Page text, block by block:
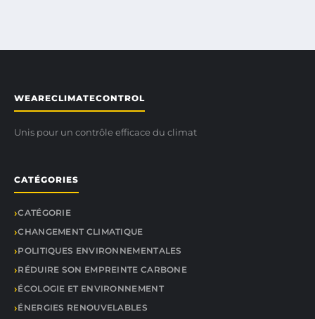
WEARECLIMATECONTROL
Unis pour un contrôle efficace du climat
CATÉGORIES
CATÉGORIE
CHANGEMENT CLIMATIQUE
POLITIQUES ENVIRONNEMENTALES
RÉDUIRE SON EMPREINTE CARBONE
ÉCOLOGIE ET ENVIRONNEMENT
ÉNERGIES RENOUVELABLES